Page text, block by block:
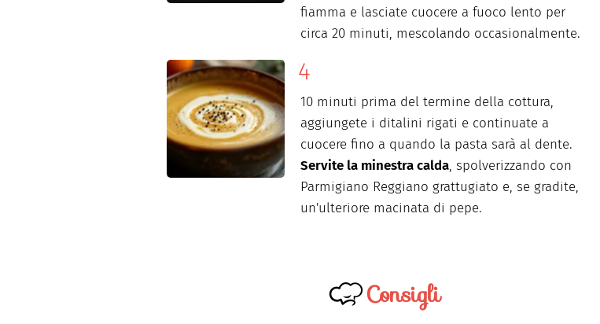
fiamma e lasciate cuocere a fuoco lento per
circa 20 minuti, mescolando occasionalmente.
10 minuti prima del termine della cottura,
aggiungete i ditalini rigati e continuate a
cuocere fino a quando la pasta sarà al dente.
Servite la minestra calda, spolverizzando con
Parmigiano Reggiano grattugiato e, se gradite,
un'ulteriore macinata di pepe.
Consigli